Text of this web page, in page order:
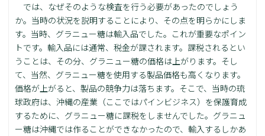
では、なぜそのような検査を行う必要があったのでしょう
か。当時の状況を説明することにより、その点を明らかにしま
す。当時、グラニュー糖は輸入品でした。これが重要なポイン
トです。輸入品には通常、税金が課されます。課税されるとい
うことは、その分、グラニュー糖の価格は上がります。そし
て、当然、グラニュー糖を使用する製品価格も高くなります。
価格が上がると、製品の競争力は落ちます。そこで、当時の琉
球政府は、沖縄の産業（ここではパインビジネス）を保護育成
するために、グラニュー糖に課税をしませんでした。グラニュ
ー糖は沖縄では作ることができなかったので、輸入するしかあ